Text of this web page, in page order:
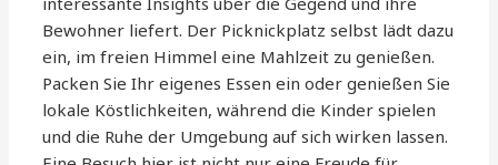
Bewohner liefert. Der Picknickplatz selbst lädt dazu
ein, im freien Himmel eine Mahlzeit zu genießen.
Packen Sie Ihr eigenes Essen ein oder genießen Sie
lokale Köstlichkeiten, während die Kinder spielen
und die Ruhe der Umgebung auf sich wirken lassen.